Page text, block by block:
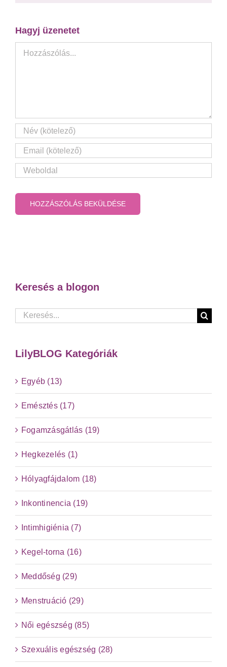
Hagyj üzenetet
Hozzászólás
Keresés a blogon
Keresés...
LilyBLOG Kategóriák
Egyéb (13)
Emésztés (17)
Fogamzásgátlás (19)
Hegkezelés (1)
Hólyagfájdalom (18)
Inkontinencia (19)
Intimhigiénia (7)
Kegel-torna (16)
Meddőség (29)
Menstruáció (29)
Női egészség (85)
Szexuális egészség (28)